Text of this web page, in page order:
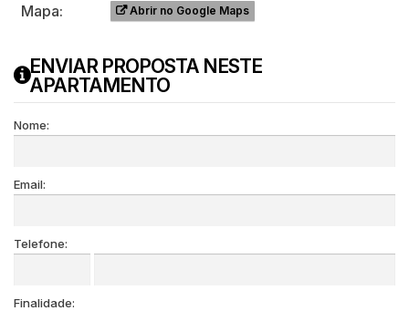
Mapa:
Abrir no Google Maps
ENVIAR PROPOSTA NESTE
APARTAMENTO
Nome:
Email:
Telefone:
Finalidade: